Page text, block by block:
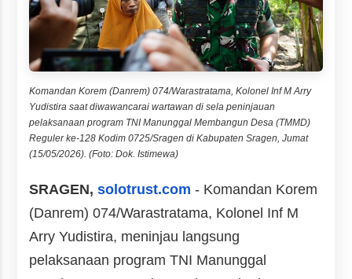
Komandan Korem (Danrem) 074/Warastratama, Kolonel Inf M Arry
Yudistira saat diwawancarai wartawan di sela peninjauan
pelaksanaan program TNI Manunggal Membangun Desa (TMMD)
Reguler ke-128 Kodim 0725/Sragen di Kabupaten Sragen, Jumat
(15/05/2026). (Foto: Dok. Istimewa)
SRAGEN,solotrust.com - Komandan Korem
(Danrem) 074/Warastratama, Kolonel Inf M
Arry Yudistira, meninjau langsung
pelaksanaan program TNI Manunggal